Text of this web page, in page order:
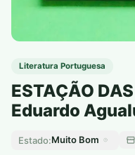
Literatura Portuguesa
ESTAÇÃO
Eduardo
Estado:Muito Bom